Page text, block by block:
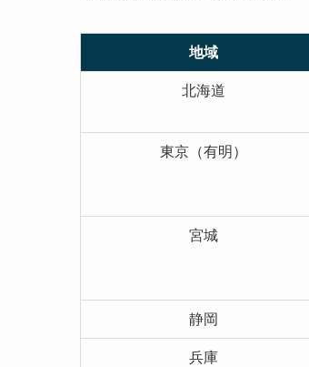
地域
北海道
東京（有明）
宮城
静岡
兵庫